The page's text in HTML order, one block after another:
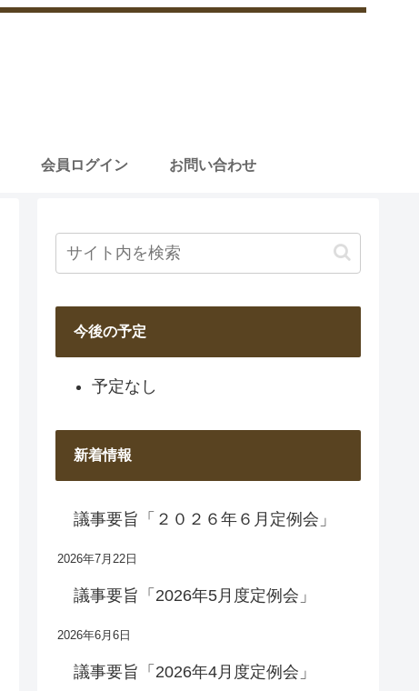
会員ログイン お問い合わせ
今後の予定
予定なし
新着情報
議事要旨「２０２６年６月定例会」
2026年7月22日
議事要旨「2026年5月度定例会」
2026年6月6日
議事要旨「2026年4月度定例会」